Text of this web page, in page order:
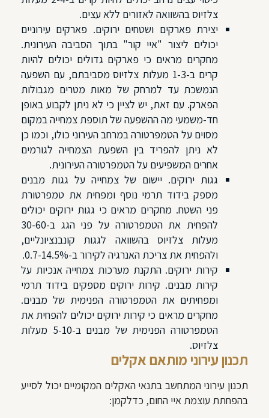
צלזיוס בהשוואה לאזורים ללא עצים.
יצירת פארקים ושטחים ירוקים. פארקים עירוניים
יכולים ליצור "איי קור" בתוך הסביבה העירונית.
מחקרים מראים כי פארקים גדולים יכולים להיות
קרים ב-1-3 מעלות צלזיוס מסביבתם, עם השפעה
הנמשכת עד למרחק של מאות מטרים מגבולות
הפארק. עם זאת, יש לציין כי לא ניתן לקבוע באופן
חד-משמעי מה ההשפעה של תוספת צמחייה במקום
מסוים על הטמפרטורה במרחב העירוני כולו, וכמו כן
לא ניתן להפריד בין השפעת הצמחייה לגורמים
אחרים המשפיעים על הטמפרטורה העירונית.
גגות ירוקים. יישום של צמחייה על גגות מבנים
מספק בידוד תרמי נוסף ומפחית את טמפרטורת
פני השטח. מחקרים מראים כי גגות ירוקים יכולים
להפחית את הטמפרטורה על פני הגג ב-30-60
מעלות צלזיוס בהשוואה לגגות קונבנציונליים,
ולהפחית את צריכת האנרגיה לקירור ב-0.7-14.5%.
קירות ירוקים. התקנת מערכות צמחייה אנכיות על
קירות מבנים. קירות ירוקים מספקים בידוד תרמי
ומפחיתים את הטמפרטורה הפנימית של מבנים.
מחקרים מראים כי קירות ירוקים יכולים להפחית את
הטמפרטורה הפנימית של מבנים ב-5-10 מעלות
צלזיוס.
תכנון עירוני מותאם אקלים
תכנון עירוני המתחשב בתנאי האקלים המקומיים יכול לסייע
בהפחתת עוצמת איי החום, כדלקמן: